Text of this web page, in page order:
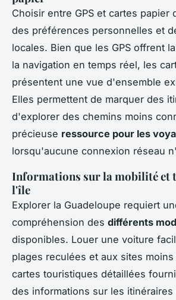
Choisir entre GPS et cartes papier
des préférences personnelles et
locales. Bien que les GPS offrent
la navigation en temps réel, les
présentent une vue d'ensemble
Elles permettent de marquer des
d'explorer des chemins moins
précieuse ressource pour les
lorsqu'aucune connexion réseau
Informations sur la mobilité et
l'île
Explorer la Guadeloupe requiert
compréhension des différents
disponibles. Louer une voiture
plages reculées et aux sites
cartes touristiques détaillées
des informations sur les